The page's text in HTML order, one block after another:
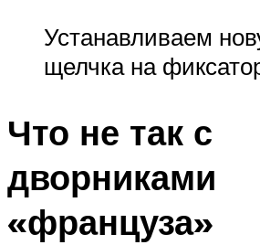
Устанавливаем
щелчка на
Что не так с
дворниками
«француза»